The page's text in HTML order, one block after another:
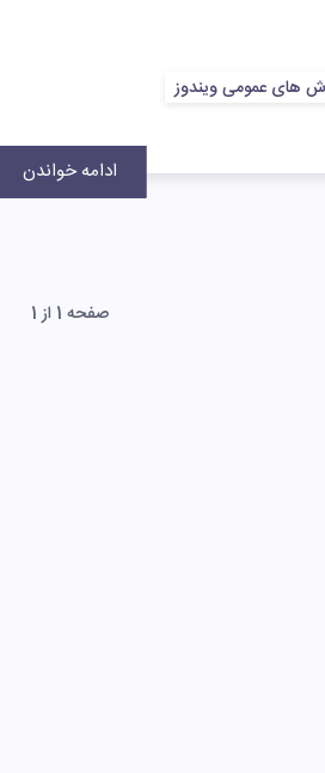
های عمومی ویندوز
ادامه خواندن
صفحه 1 از 1